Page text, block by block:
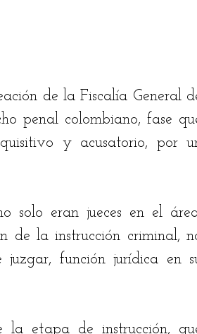
Adán Robles Hugo
de la Fiscalía General
penal colombiano, fase
y acusatorio, por
solo eran jueces en el
de la instrucción criminal,
juzgar, función jurídica en
la etapa de instrucción,